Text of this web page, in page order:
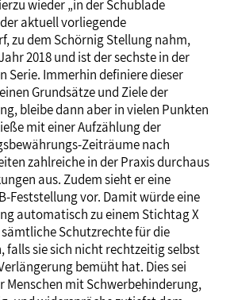
wieder „in der Schublade
aktuell vorliegende
zu dem Schörnig Stellung nahm,
2018 und ist der sechste in der
Serie. Immerhin definiere dieser
Grundsätze und Ziele der
bleibe dann aber in vielen Punkten
mit einer Aufzählung der
Zeiträume nach
zahlreiche in der Praxis durchaus
aus. Zudem sieht er eine
Feststellung vor. Damit würde eine
automatisch zu einem Stichtag X
Schutzrechte für die
falls sie sich nicht rechtzeitig selbst
bemüht hat. Dies sei
Menschen mit Schwerbehinderung,